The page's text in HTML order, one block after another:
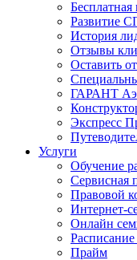
Бесплатная
Развитие
История
Отзывы
Оставить
ГАРАНТ
Экспресс
Услуги
Обучение
Сервисная
Правовой
Интернет-
Онлайн
Прайм